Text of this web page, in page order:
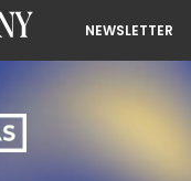
NEWSLETTER